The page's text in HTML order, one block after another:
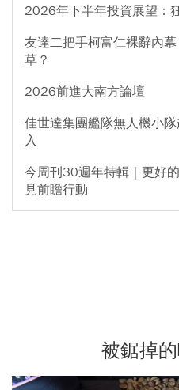
2026年下半年投資展望：
友達二把手柯富仁裸辭內
草？
2026前進大南方論壇
佳世達集團艦隊無人機小
入
今周刊30週年特輯｜更好
見前瞻行動
被鋸掉